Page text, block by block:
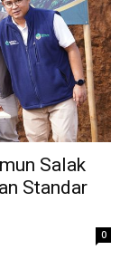
Salak
Standar
0